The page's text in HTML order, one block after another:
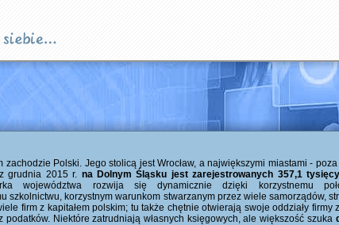
Polski. Jego stolicą jest Wrocław, a największymi miastami - poza
grudnia 2015 r. na Dolnym Śląsku jest zarejestrowanych 357,1
województwa rozwija się dynamicznie dzięki korzystnemu
szkolnictwu, korzystnym warunkom stwarzanym przez wiele samorządów,
firm z kapitałem polskim; tu także chętnie otwierają swoje oddziały firmy
Niektóre zatrudniają własnych księgowych, ale większość szuka